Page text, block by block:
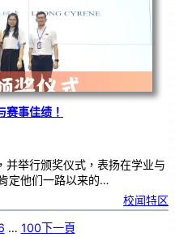
赛事佳绩！
举行颁奖仪式，表扬在学业与
定他们一路以来的…
校闻特区
… 100下一頁